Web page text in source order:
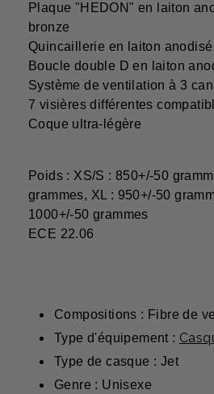
Plaque "HEDON" en laiton
bronze
Quincaillerie en laiton
Boucle double D en laiton
Système de ventilation à 3
7 visières différentes
Coque ultra-légère
Poids : XS/S : 850+/-50
grammes, XL : 950+/-50
1000+/-50 grammes
ECE 22.06
Compositions : Fibre de
Type d'équipement :
Type de casque : Jet
Genre : Unisexe